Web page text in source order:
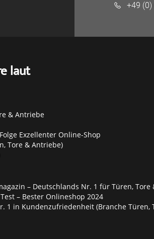
+49
laut
& Antriebe
Exzellenter Online-Shop
Tore & Antriebe)
– Deutschlands Nr. 1 für Türen,
– Bester Onlineshop 2024
1 in Kundenzufriedenheit (Branche Türen,